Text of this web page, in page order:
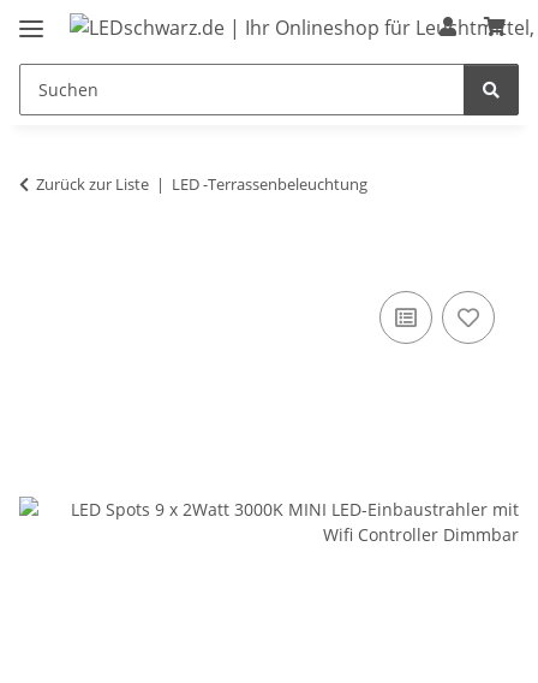
Zurück zur Liste LED -Terrassenbeleuchtung